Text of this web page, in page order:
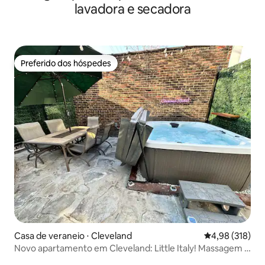
lavadora e secadora
Preferido dos hóspedes
Preferido dos hóspedes
Casa de veraneio ⋅ Cleveland 4,98 de uma
4,98 (318)
Novo apartamento em Cleveland: Little Italy! Massagem e